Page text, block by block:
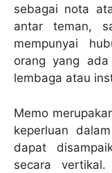
sebagai nota
antar teman,
mempunyai
orang yang
lembaga atau
Memo
keperluan
dapat
secara vertikal.